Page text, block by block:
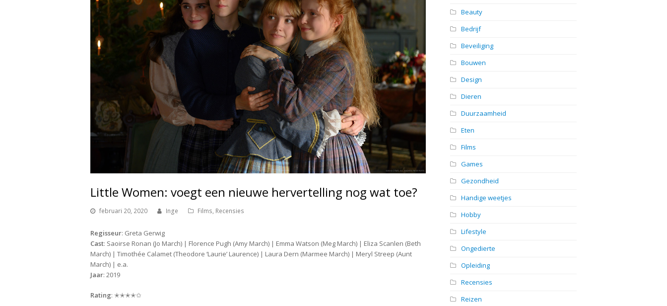
Little Women: voegt een nieuwe hervertelling nog wat toe?
februari 20, 2020 Inge Films, Recensies
Regisseur: Greta Gerwig
Cast: Saoirse Ronan (Jo March) | Florence Pugh (Amy March) | Emma Watson (Meg March) | Eliza Scanlen (Beth
March) | Timothée Calamet (Theodore ‘Laurie’ Laurence) | Laura Dern (Marmee March) | Meryl Streep (Aunt
March) | e.a.
Jaar: 2019
Rating: ✭✭✭✭✩
Beauty
Bedrijf
Beveiliging
Bouwen
Design
Dieren
Duurzaamheid
Eten
Films
Games
Gezondheid
Handige weetjes
Hobby
Lifestyle
Ongedierte
Opleiding
Recensies
Reizen